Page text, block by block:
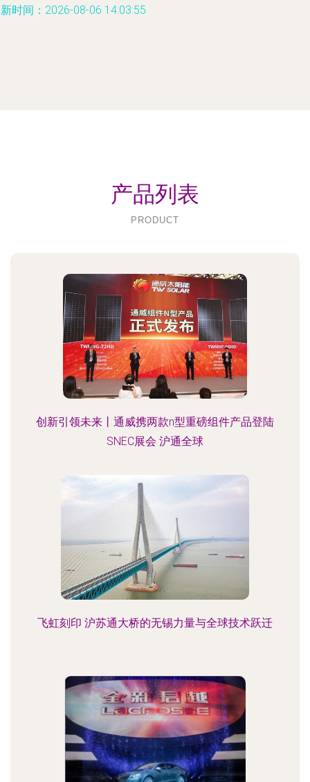
时间：2026-08-06 14:03:55
产品列表
PRODUCT
创新引领未来丨通威携两款n型重磅组件产品登陆
SNEC展会 沪通全球
飞虹刻印 沪苏通大桥的无锡力量与全球技术跃迁